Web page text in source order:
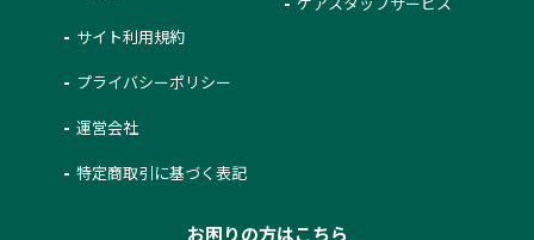
サイト利用規約
プライバシーポリシー
運営会社
特定商取引に基づく表記
お困りの方はこちら